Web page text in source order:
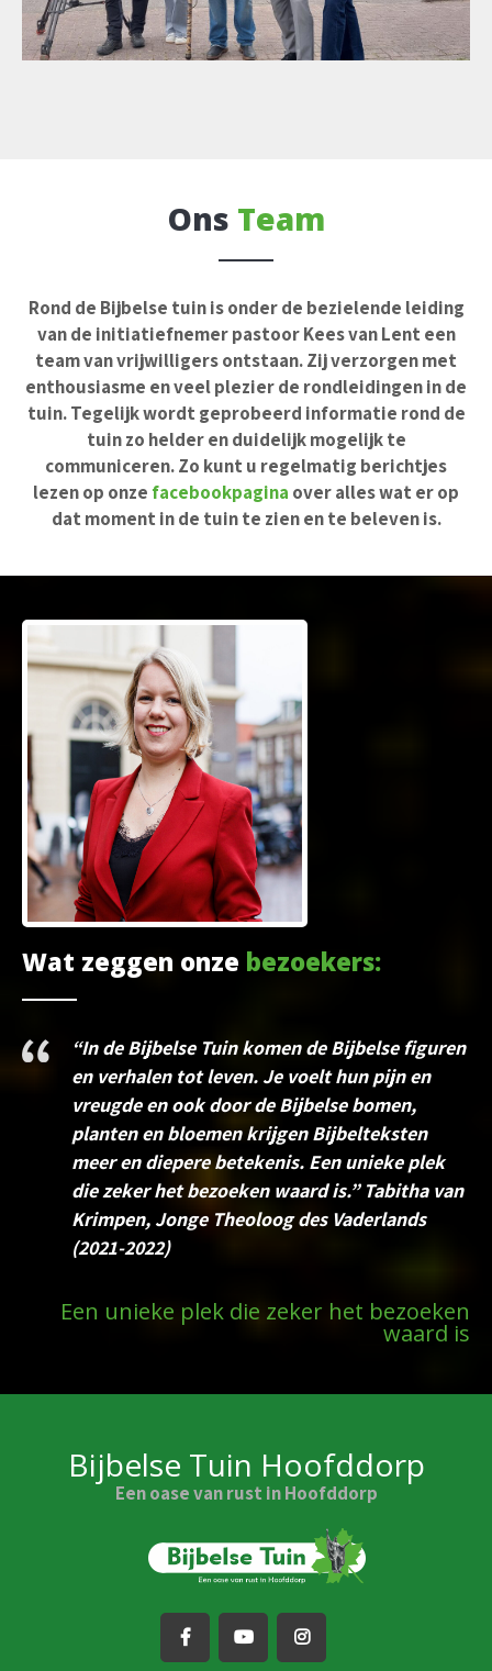
Ons Team
Rond de Bijbelse tuin is onder de bezielende leiding
van de initiatiefnemer pastoor Kees van Lent een
team van vrijwilligers ontstaan. Zij verzorgen met
enthousiasme en veel plezier de rondleidingen in de
tuin. Tegelijk wordt geprobeerd informatie rond de
tuin zo helder en duidelijk mogelijk te
communiceren. Zo kunt u regelmatig berichtjes
lezen op onzefacebookpagina over alles wat er op
dat moment in de tuin te zien en te beleven is.
Wat zeggen onze bezoekers:
“In de Bijbelse Tuin komen de Bijbelse figuren
en verhalen tot leven. Je voelt hun pijn en
vreugde en ook door de Bijbelse bomen,
planten en bloemen krijgen Bijbelteksten
meer en diepere betekenis. Een unieke plek
die zeker het bezoeken waard is.” Tabitha van
Krimpen, Jonge Theoloog des Vaderlands
(2021-2022)
Een unieke plek die zeker het bezoeken
waard is
Bijbelse Tuin Hoofddorp
Een oase van rust in Hoofddorp